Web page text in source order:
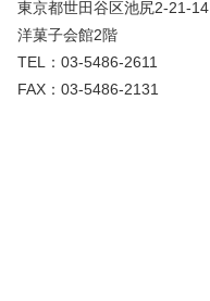
東京都世田谷区池尻2-21-14
洋菓子会館2階
TEL：03-5486-2611
FAX：03-5486-2131